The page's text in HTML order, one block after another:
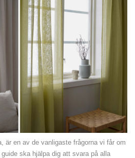
är en av de vanligaste frågorna vi får om
ska hjälpa dig att svara på alla